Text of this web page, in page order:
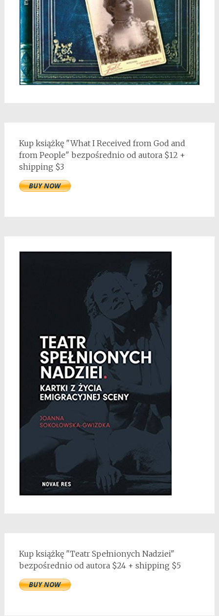
Kup książkę "What I Received from God and
from People" bezpośrednio od autora $12 +
shipping $3
Kup książkę "Teatr Spełnionych Nadziei"
bezpośrednio od autora $24 + shipping $5